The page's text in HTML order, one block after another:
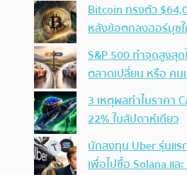
Bitcoin ทรงตัว
หลังข้อตกลงฮอร์มุซ
S&P 500 ทำจุดสูงสุ
ตลาดเปลี่ยน หรือ คน
3 เหตุผลทำไมราคา
22% ในสัปดาห์เดียว
นักลงทุน Uber รุ่นแร
เพื่อไปซื้อ Solana แล